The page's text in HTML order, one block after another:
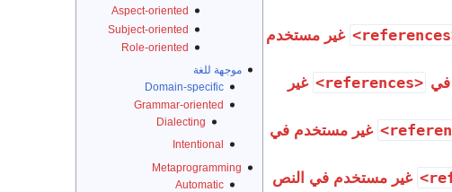
Aspect-oriented
Subject-oriented
Role-oriented
موجهة للغة
Domain-specific
Grammar-oriented
Dialecting
Intentional
Metaprogramming
Automatic
غير مستخدم
<references>
غير
غير مستخدم في
غير مستخدم في النص